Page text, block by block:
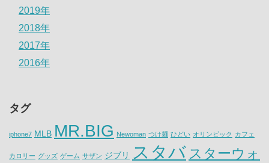
2019年
2018年
2017年
2016年
タグ
iphone7 MLB MR.BIG Newoman つけ麺 ひどい オリンピック カフェ
カロリー グッズ ゲーム サザン ジブリ スタバ スターウォ